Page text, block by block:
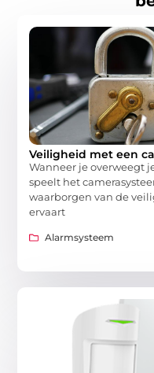
Veiligheid met een
Wanneer je overweegt
speelt het
waarborgen van de
ervaart
Alarmsysteem